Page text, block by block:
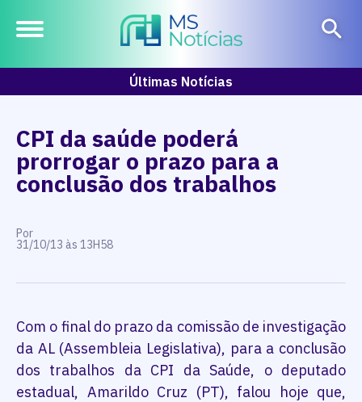
Últimas Notícias
CPI da saúde poderá
prorrogar o prazo para a
conclusão dos trabalhos
Por
31/10/13 às 13H58
Com o final do prazo da comissão de investigação
da AL (Assembleia Legislativa), para a conclusão
dos trabalhos da CPI da Saúde, o deputado
estadual, Amarildo Cruz (PT), falou hoje que,